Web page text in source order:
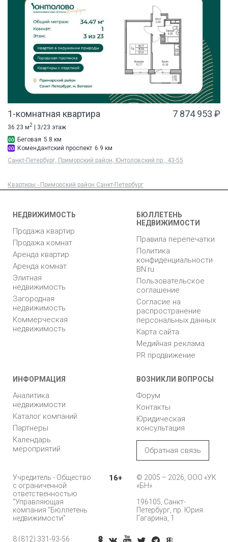
1-комнатная квартира 7 874 953 ₽
36.23 м2 | 3/23 этаж
Беговая 5.8 км
Комендантский проспект 6.9 км
Санкт-Петербург, Приморский район, Юнтоловский пр., 43-55
Квартиры - Приморский район Санкт-Петербург
НЕДВИЖИМОСТЬ
Продажа квартир
Продажа комнат
Аренда квартир
Аренда комнат
Элитная
недвижимость
Загородная
недвижимость
Коммерческая
недвижимость
БЮЛЛЕТЕНЬ
НЕДВИЖИМОСТИ
Правила перепечатки
Политика
конфиденциальности
BN.ru
Пользовательское
соглашение
Согласие на
распространение
персональных данных
Карта сайта
Медийная реклама
PR продвижение
ИНФОРМАЦИЯ
Аналитика
недвижимости
Каталог компаний
Партнеры
Календарь
мероприятий
ВОЗНИКЛИ ВОПРОСЫ
Форум
Контакты
Юридическая
консультация
Обратная связь
Учредитель - Общество
с ограниченной
ответственностью
"Управляющая
компания "Бюллетень
недвижимости"
16+
© 2005 – 2026, ООО «УК
«БН»
196105, Санкт-
Петербург, пр. Юрия
Гагарина, 1
8 (812) 331-93-56